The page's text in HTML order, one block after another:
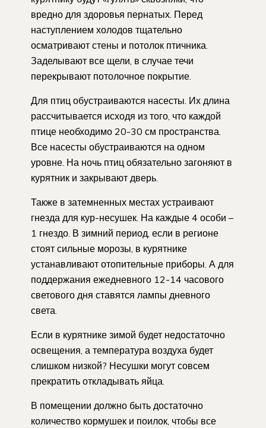
вредно для здоровья пернатых. Перед
наступлением холодов тщательно
осматривают стены и потолок птичника.
Заделывают все щели, в случае течи
перекрывают потолочное покрытие.
Для птиц обустраиваются насесты. Их длина
рассчитывается исходя из того, что каждой
птице необходимо 20-30 см пространства.
Все насесты обустраиваются на одном
уровне. На ночь птиц обязательно загоняют в
курятник и закрывают дверь.
Также в затемненных местах устраивают
гнезда для кур-несушек. На каждые 4 особи –
1 гнездо. В зимний период, если в регионе
стоят сильные морозы, в курятнике
устанавливают отопительные приборы. А для
поддержания ежедневного 12-14 часового
светового дня ставятся лампы дневного
света.
Если в курятнике зимой будет недостаточно
освещения, а температура воздуха будет
слишком низкой? Несушки могут совсем
прекратить откладывать яйца.
В помещении должно быть достаточно
количество кормушек и поилок, чтобы все